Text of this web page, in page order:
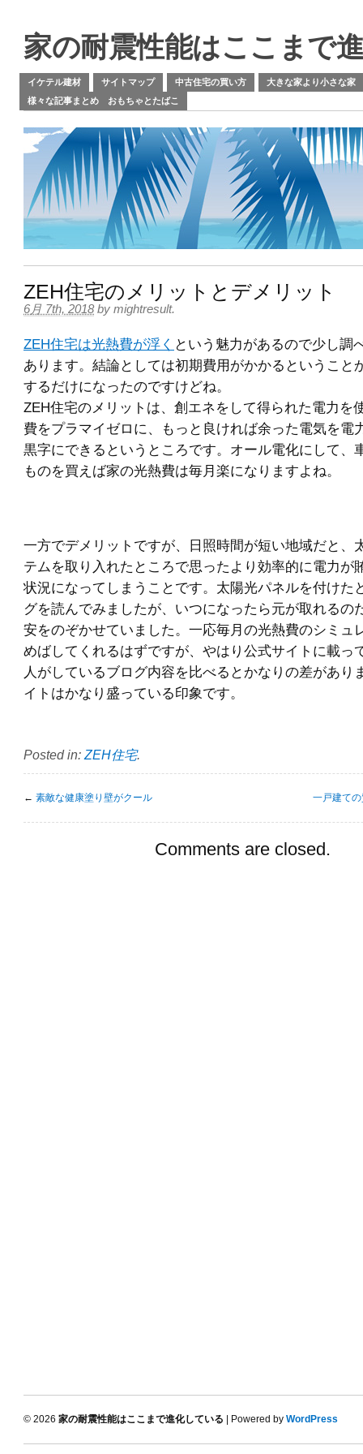
家の耐震性能はここまで
イケテル建材 サイトマップ 中古住宅の買い方
大きな家より小さな家
様々な記事まとめ おもちゃとたばこ
ZEH住宅のメリットとデメリット
6月 7th, 2018 by mightresult.
ZEH住宅は光熱費が浮く という魅力があるので少し調
あります。結論としては初期費用がかかるということ
するだけになったのですけどね。
ZEH住宅のメリットは、創エネをして得られた電力を
費をプラマイゼロに、もっと良ければ余った電気を電
黒字にできるというところです。オール電化にして、
ものを買えば家の光熱費は毎月楽になりますよね。
一方でデメリットですが、日照時間が短い地域だと、
テムを取り入れたところで思ったより効率的に電力が
状況になってしまうことです。太陽光パネルを付けた
グを読んでみましたが、いつになったら元が取れるの
安をのぞかせていました。一応毎月の光熱費のシミュ
めばしてくれるはずですが、やはり公式サイトに載っ
人がしているブログ内容を比べるとかなりの差があり
イトはかなり盛っている印象です。
Posted in: ZEH住宅.
← 素敵な健康塗り壁がクール 一戸建て
Comments are closed.
© 2026 家の耐震性能はここまで進化している | Powered by WordPress